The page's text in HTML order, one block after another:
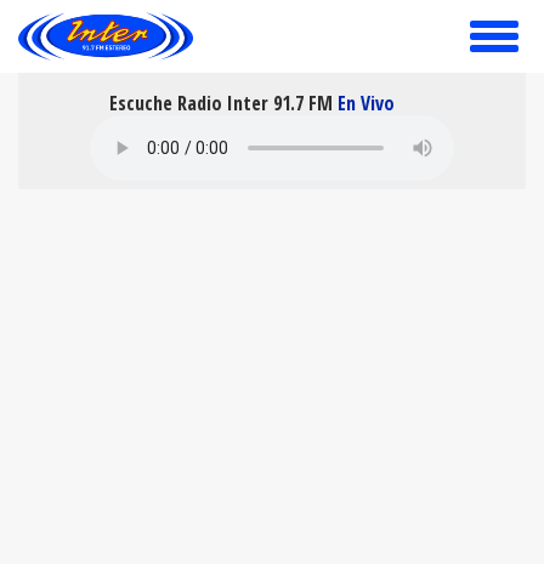
toggle
Escuche Radio Inter 91.7 FM En Vivo